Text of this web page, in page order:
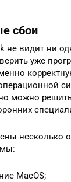
сбои
не видит ни
уже
можно решить
несколько
MacOS;